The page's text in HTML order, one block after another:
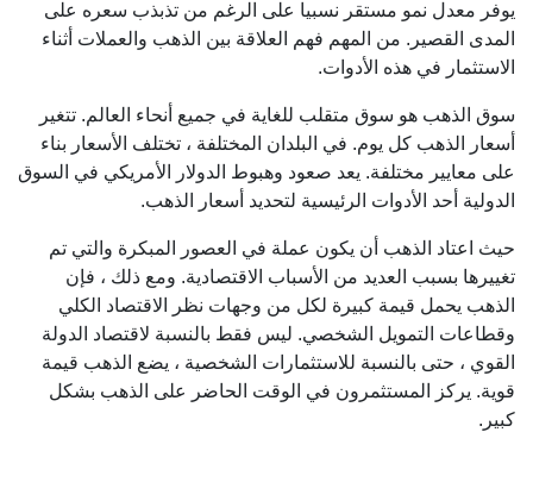
يوفر معدل نمو مستقر نسبيا على الرغم من تذبذب سعره على
المدى القصير. من المهم فهم العلاقة بين الذهب والعملات أثناء
الاستثمار في هذه الأدوات.
سوق الذهب هو سوق متقلب للغاية في جميع أنحاء العالم. تتغير
أسعار الذهب كل يوم. في البلدان المختلفة ، تختلف الأسعار بناء
على معايير مختلفة. يعد صعود وهبوط الدولار الأمريكي في السوق
الدولية أحد الأدوات الرئيسية لتحديد أسعار الذهب.
حيث اعتاد الذهب أن يكون عملة في العصور المبكرة والتي تم
تغييرها بسبب العديد من الأسباب الاقتصادية. ومع ذلك ، فإن
الذهب يحمل قيمة كبيرة لكل من وجهات نظر الاقتصاد الكلي
وقطاعات التمويل الشخصي. ليس فقط بالنسبة لاقتصاد الدولة
القوي ، حتى بالنسبة للاستثمارات الشخصية ، يضع الذهب قيمة
قوية. يركز المستثمرون في الوقت الحاضر على الذهب بشكل
كبير.